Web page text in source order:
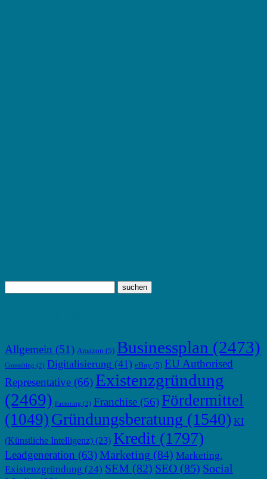
Allgemein (51) Amazon (5) Businessplan (2473)
Consulting (2) Digitalisierung (41) eBay (5) EU Authorised
Representative (66) Existenzgründung
(2469) Factoring (2) Franchise (56) Fördermittel
(1049) Gründungsberatung (1540) KI
(Künstliche Intelligenz) (23) Kredit (1797)
Leadgeneration (63)Marketing (84) Marketing.
Existenzgründung (24) SEM (82) SEO (85) Social